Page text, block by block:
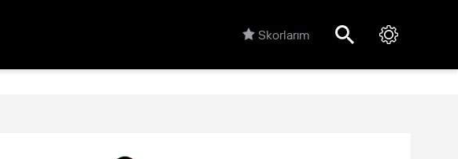
Skorlarım